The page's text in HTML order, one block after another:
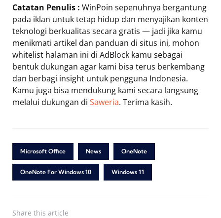
Catatan Penulis : WinPoin sepenuhnya bergantung
pada iklan untuk tetap hidup dan menyajikan konten
teknologi berkualitas secara gratis — jadi jika kamu
menikmati artikel dan panduan di situs ini, mohon
whitelist halaman ini di AdBlock kamu sebagai
bentuk dukungan agar kami bisa terus berkembang
dan berbagi insight untuk pengguna Indonesia.
Kamu juga bisa mendukung kami secara langsung
melalui dukungan di Saweria. Terima kasih.
Microsoft Office News OneNote
OneNote For Windows 10 Windows 11
Share this article